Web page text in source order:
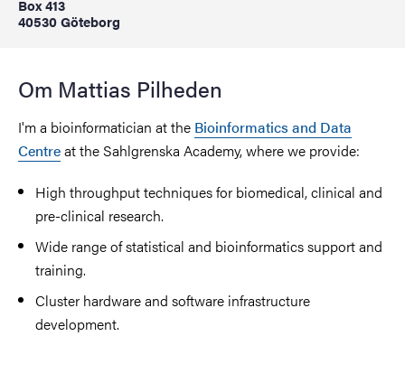
Box 413
40530 Göteborg
Om Mattias Pilheden
I'm a bioinformatician at the Bioinformatics and Data
Centreat the Sahlgrenska Academy, where we provide:
High throughput techniques for biomedical, clinical and
pre-clinical research.
Wide range of statistical and bioinformatics support and
training.
Cluster hardware and software infrastructure
development.